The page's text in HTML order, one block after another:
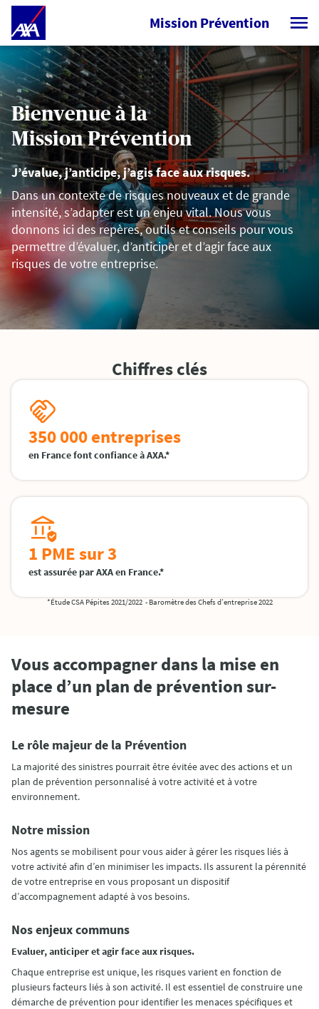
Skip to Main Content
Mission Prévention
Accueil - AXA FR Prevention
Bienvenue à la
Mission Prévention
J’évalue, j’anticipe, j’agis face aux risques.
Dans un contexte de risques nouveaux et de grande
intensité, s’adapter est un enjeu vital. Nous vous
donnons ici des repères, outils et conseils pour vous
permettre d’évaluer, d’anticiper et d’agir face aux
risques de votre entreprise.
Chiffres clés
350 000 entreprises
en France font confiance à AXA.*
1 PME sur 3
est assurée par AXA en France.*
*Étude CSA Pépites 2021/2022 - Baromètre des Chefs d’entreprise 2022
Vous accompagner dans la mise en
place d’un plan de prévention sur-
mesure
Le rôle majeur de la Prévention
La majorité des sinistres pourrait être évitée avec des actions et un
plan de prévention personnalisé à votre activité et à votre
environnement.
Notre mission
Nos agents se mobilisent pour vous aider à gérer les risques liés à
votre activité afin d’en minimiser les impacts. Ils assurent la pérennité
de votre entreprise en vous proposant un dispositif
d’accompagnement adapté à vos besoins.
Nos enjeux communs
Evaluer, anticiper et agir face aux risques.
Chaque entreprise est unique, les risques varient en fonction de
plusieurs facteurs liés à son activité. Il est essentiel de construire une
démarche de prévention pour identifier les menaces spécifiques et